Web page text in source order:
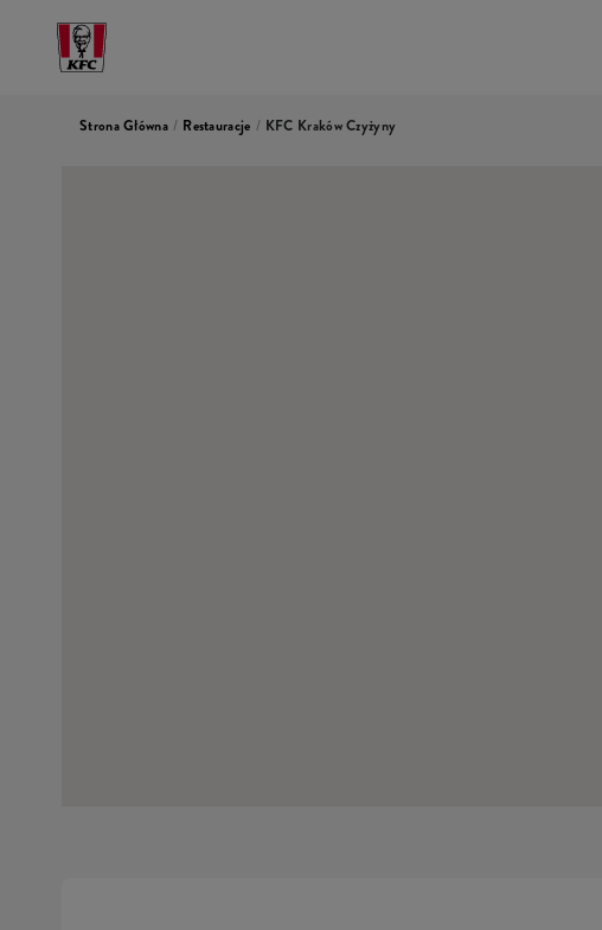
Strona Główna / Restauracje / KFC Kraków Czyżyny